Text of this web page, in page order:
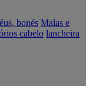
bonés Malas e
cabelo lancheira